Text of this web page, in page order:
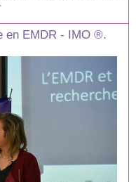
en EMDR - IMO ®.